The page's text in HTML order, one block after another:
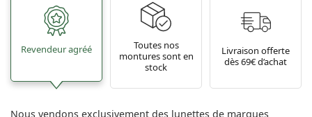
Revendeur agréé
Toutes nos
montures sont en
stock
Livraison offerte
dès 69€ d’achat
Nous vendons exclusivement des lunettes de marques